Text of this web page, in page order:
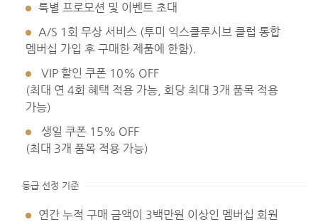
특별 프로모션 및 이벤트 초대
A/S 1회 무상 서비스 (투미 익스클루시브 클럽 통합
멤버십 가입 후 구매한 제품에 한함).
VIP 할인 쿠폰 10% OFF
(최대 연 4회 혜택 적용 가능, 회당 최대 3개 품목 적용
가능)
생일 쿠폰 15% OFF
(최대 3개 품목 적용 가능)
등급 선정 기준
연간 누적 구매 금액이 3백만원 이상인 멤버십 회원